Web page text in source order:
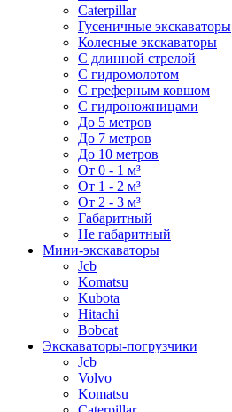
Caterpillar
Гусеничные экскаваторы
Колесные экскаваторы
С длинной стрелой
С гидромолотом
С греферным ковшом
С гидроножницами
До 5 метров
До 7 метров
До 10 метров
От 0 - 1 м³
От 1 - 2 м³
От 2 - 3 м³
Габаритный
Не габаритный
Мини-экскаваторы
Jcb
Komatsu
Kubota
Hitachi
Bobcat
Экскаваторы-погрузчики
Jcb
Volvo
Komatsu